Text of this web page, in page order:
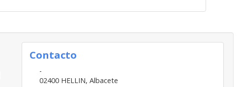
Contacto
-
02400 HELLIN, Albacete